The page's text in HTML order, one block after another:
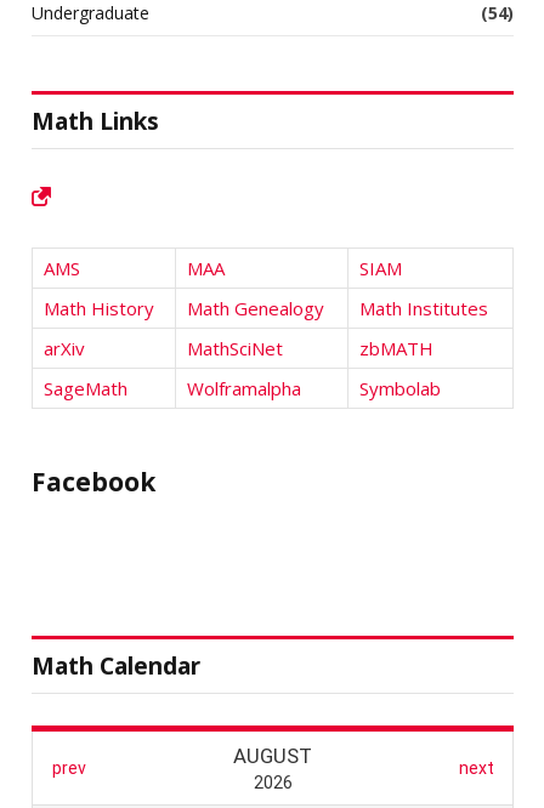
Undergraduate
(54)
Math Links
AMS MAA
SIAM
Math History
Math Genealogy
Math Institutes
arXiv
MathSciNet
zbMATH
SageMath
Wolframalpha Symbolab
Facebook
Math Calendar